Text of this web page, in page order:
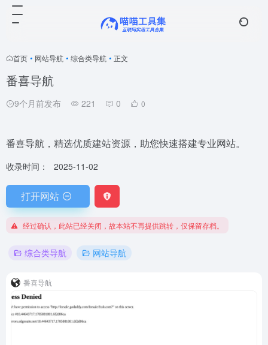
首页 • 网站导航 • 综合类导航 • 正文
番喜导航
9个月前发布 221 0 0
番喜导航，精选优质建站资源，助您快速搭建专业网站。
收录时间： 2025-11-02
打开网站
经过确认，此站已经关闭，故本站不再提供跳转，仅保留存档。
综合类导航 网站导航
番喜导航